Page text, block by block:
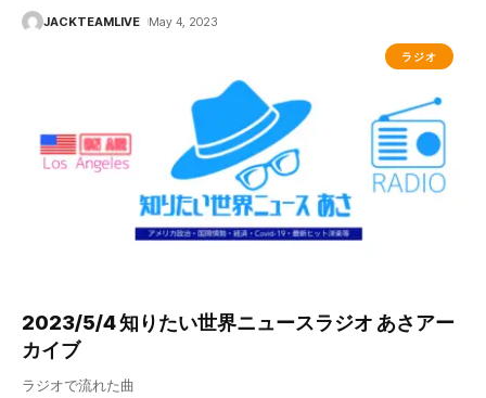
JACKTEAMLIVE May 4, 2023
ラジオ
2023/5/4 知りたい世界ニュースラジオ あさアー
カイブ
ラジオで流れた曲